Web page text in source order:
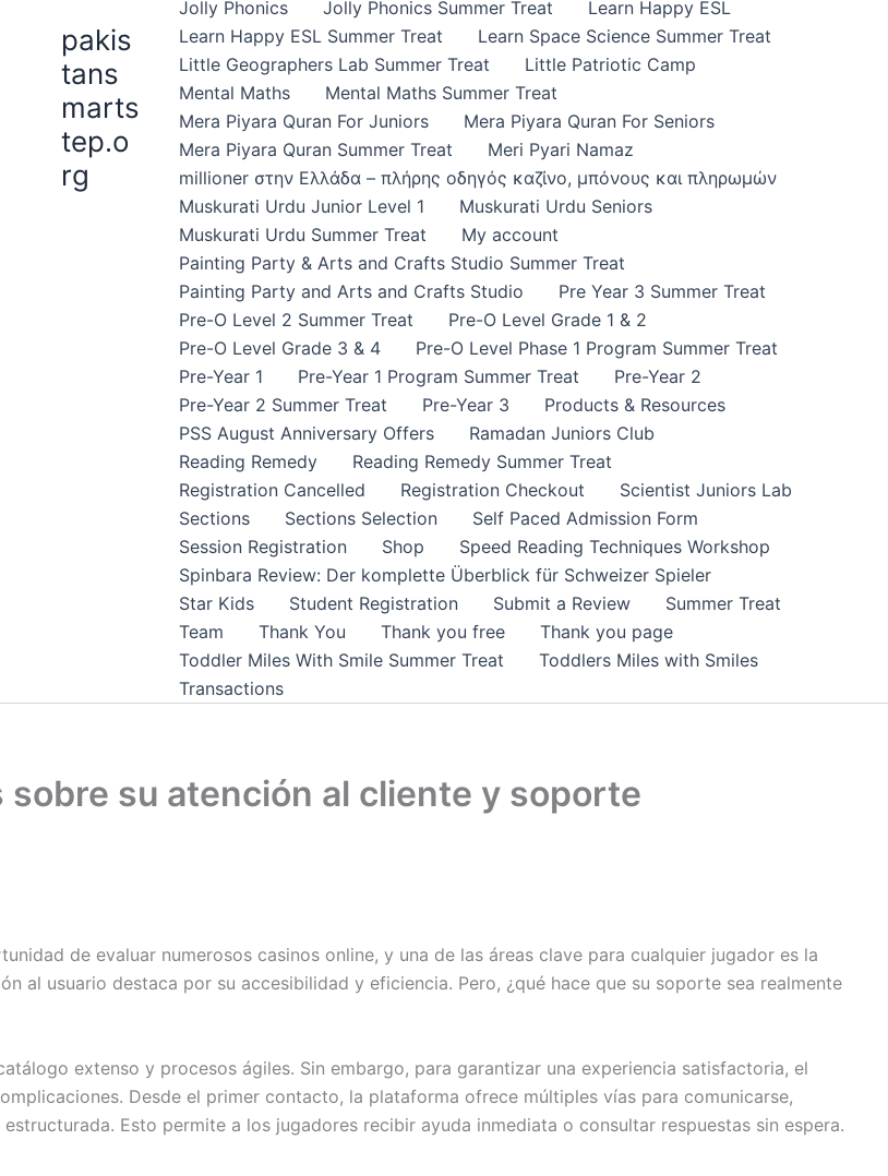
pakis
tans
marts
tep.o
rg
Jolly Phonics
Jolly Phonics Summer Treat
Learn Happy ESL
Learn Happy ESL Summer Treat
Learn Space Science Summer Treat
Little Geographers Lab Summer Treat
Little Patriotic Camp
Mental Maths
Mental Maths Summer Treat
Mera Piyara Quran For Juniors
Mera Piyara Quran For Seniors
Mera Piyara Quran Summer Treat
Meri Pyari Namaz
millioner στην Ελλάδα – πλήρης οδηγός καζίνο, μπόνους και πληρωμών
Muskurati Urdu Junior Level 1
Muskurati Urdu Seniors
Muskurati Urdu Summer Treat
My account
Painting Party & Arts and Crafts Studio Summer Treat
Painting Party and Arts and Crafts Studio
Pre Year 3 Summer Treat
Pre-O Level 2 Summer Treat
Pre-O Level Grade 1 & 2
Pre-O Level Grade 3 & 4
Pre-O Level Phase 1 Program Summer Treat
Pre-Year 1
Pre-Year 1 Program Summer Treat
Pre-Year 2
Pre-Year 2 Summer Treat
Pre-Year 3
Products & Resources
PSS August Anniversary Offers
Ramadan Juniors Club
Reading Remedy
Reading Remedy Summer Treat
Registration Cancelled
Registration Checkout
Scientist Juniors Lab
Sections
Sections Selection
Self Paced Admission Form
Session Registration
Shop
Speed Reading Techniques Workshop
Spinbara Review: Der komplette Überblick für Schweizer Spieler
Star Kids
Student Registration Submit a Review
Summer Treat
Team
Thank You Thank you free
Thank you page
Toddler Miles With Smile Summer Treat
Toddlers Miles with Smiles
Transactions
su atención al cliente y soporte
de evaluar numerosos casinos online, y una de las áreas clave para cualquier jugador es la
al usuario destaca por su accesibilidad y eficiencia. Pero, ¿qué hace que su soporte sea realmente
extenso y procesos ágiles. Sin embargo, para garantizar una experiencia satisfactoria, el
Desde el primer contacto, la plataforma ofrece múltiples vías para comunicarse,
Esto permite a los jugadores recibir ayuda inmediata o consultar respuestas sin espera.